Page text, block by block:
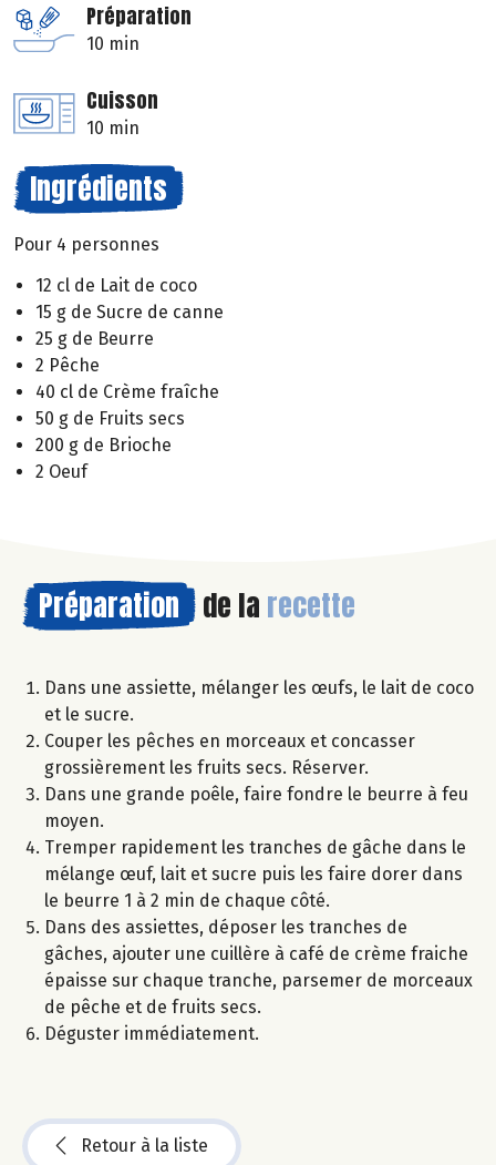
Préparation
10 min
Cuisson
10 min
Ingrédients
Pour 4 personnes
12 cl de Lait de coco
15 g de Sucre de canne
25 g de Beurre
2 Pêche
40 cl de Crème fraîche
50 g de Fruits secs
200 g de Brioche
2 Oeuf
Préparation de la recette
Dans une assiette, mélanger les œufs, le lait de coco
et le sucre.
Couper les pêches en morceaux et concasser
grossièrement les fruits secs. Réserver.
Dans une grande poêle, faire fondre le beurre à feu
moyen.
Tremper rapidement les tranches de gâche dans le
mélange œuf, lait et sucre puis les faire dorer dans
le beurre 1 à 2 min de chaque côté.
Dans des assiettes, déposer les tranches de
gâches, ajouter une cuillère à café de crème fraiche
épaisse sur chaque tranche, parsemer de morceaux
de pêche et de fruits secs.
Déguster immédiatement.
Retour à la liste